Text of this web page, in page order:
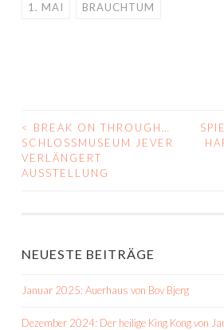
1. MAI
BRAUCHTUM
BEITRAGS-
NAVIGATION
<
BREAK ON THROUGH…
SCHLOSSMUSEUM JEVER
VERLÄNGERT
AUSSTELLUNG
NEUESTE BEITRÄGE
Januar 2025: Auerhaus von Bov Bjerg
Dezember 2024: Der heilige King Kong von